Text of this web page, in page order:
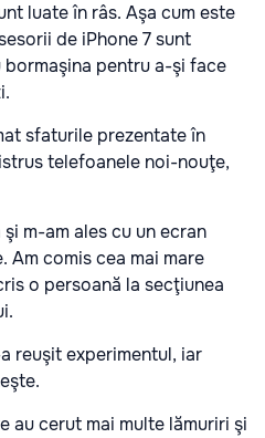
luate în râs. Aşa cum este
de iPhone 7 sunt
pentru a-şi face
sfaturile prezentate în
telefoanele noi-nouţe,
m-am ales cu un ecran
Am comis cea mai mare
o persoană la secţiunea
reuşit experimentul, iar
au cerut mai multe lămuriri şi